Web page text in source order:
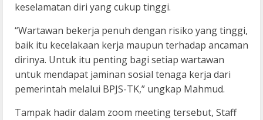
keselamatan diri yang cukup tinggi.
“Wartawan bekerja penuh dengan risiko yang tinggi,
baik itu kecelakaan kerja maupun terhadap ancaman
dirinya. Untuk itu penting bagi setiap wartawan
untuk mendapat jaminan sosial tenaga kerja dari
pemerintah melalui BPJS-TK,” ungkap Mahmud.
Tampak hadir dalam zoom meeting tersebut, Staff